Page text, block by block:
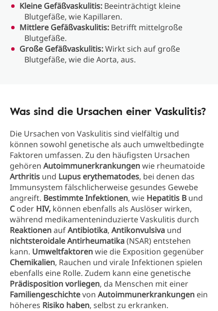
Kleine Gefäßvaskulitis: Beeinträchtigt kleine
Blutgefäße, wie Kapillaren.
Mittlere Gefäßvaskulitis: Betrifft mittelgroße
Blutgefäße.
Große Gefäßvaskulitis:Wirkt sich auf große
Blutgefäße, wie die Aorta, aus.
Was sind die Ursachen einer Vaskulitis?
Die Ursachen von Vaskulitis sind vielfältig und
können sowohl genetische als auch umweltbedingte
Faktoren umfassen. Zu den häufigsten Ursachen
gehören Autoimmunerkrankungenwie rheumatoide
Arthritis und Lupus erythematodes, bei denen das
Immunsystem fälschlicherweise gesundes Gewebe
angreift. BestimmteInfektionen, wie Hepatitis Bund
Coder HIV, können ebenfalls als Auslöser wirken,
während medikamenteninduzierte Vaskulitis durch
ReaktionenaufAntibiotika, Antikonvulsiva und
nichtsteroidaleAntirheumatika(NSAR) entstehen
kann. Umweltfaktorenwie die Exposition gegenüber
Chemikalien, Rauchen und virale Infektionen spielen
ebenfalls eine Rolle. Zudem kann eine genetische
Prädispositionvorliegen, da Menschen mit einer
Familiengeschichtevon Autoimmunerkrankungen ein
höheres Risiko haben, selbst zu erkranken.